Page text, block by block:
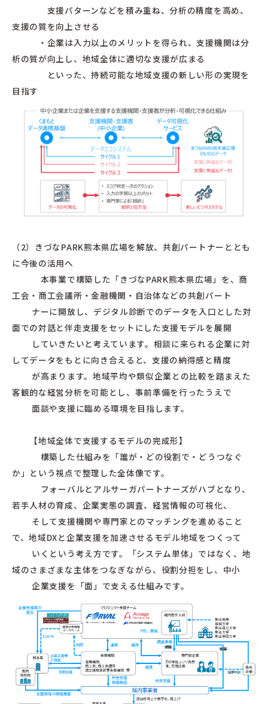
支援パターンなどを積み重ね、分析の精度を高め、
支援の質を向上させる
・企業は入力以上のメリットを得られ、支援機関は分
析の質が向上し、地域全体に適切な支援が広まる
といった、持続可能な地域支援の新しい形の実現を
目指す
（2）きづなPARK熊本県広場を解放、共創パートナーととも
に今後の活用へ
本事業で構築した「きづなPARK熊本県広場」を、商
工会・商工会議所・金融機関・自治体などの共創パート
ナーに開放し、デジタル診断でのデータを入口とした対
面での対話と伴走支援をセットにした支援モデルを展開
していきたいと考えています。相談に来られる企業に対
してデータをもとに向き合えると、支援の納得感と精度
が高まります。地域平均や類似企業との比較を踏まえた
客観的な経営分析を可能とし、事前準備を行ったうえで
面談や支援に臨める環境を目指します。
【地域全体で支援するモデルの完成形】
構築した仕組みを「誰が・どの役割で・どうつなぐ
か」という視点で整理した全体像です。
フォーバルとアルサーガパートナーズがハブとなり、
若手人材の育成、企業実態の調査、経営情報の可視化、
そして支援機関や専門家とのマッチングを進めること
で、地域DXと企業支援を加速させるモデル地域をつくって
いくという考え方です。「システム単体」ではなく、地
域のさまざまな主体をつなぎながら、役割分担をし、中小
企業支援を「面」で支える仕組みです。